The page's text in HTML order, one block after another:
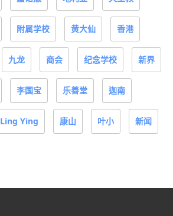
附属学校 黄大仙 香港
九龙 商会 纪念学校 新界
李国宝 乐善堂 迦南
Ling Ying 康山 叶小 新闻